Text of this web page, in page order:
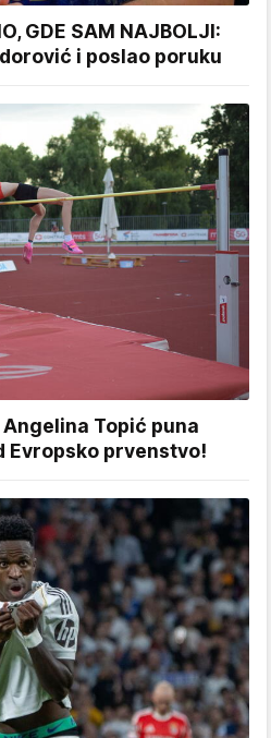
GDE SAM NAJBOLJI:
i poslao poruku
Angelina Topić puna
Evropsko prvenstvo!